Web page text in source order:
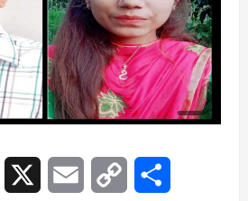
LinkedIn Email
Copy